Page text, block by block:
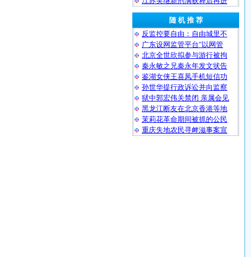
随 机 推 荐
反监控要自由：自由城里不
广东设网监管平台“以网管
北京全世欣拟参与游行被拘
秦永敏之兄秦永年发文状告
鉴湖女侠王喜凤手机短信功
孙世华提行政诉讼并向监察
狱中郭宏伟关禁闭 亲属会见
黑龙江断友在北京香港等地
茉莉花革命期间被抓的公民
重庆失地农民寻衅滋事案宣